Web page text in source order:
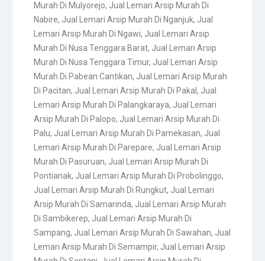
Murah Di Mulyorejo, Jual Lemari Arsip Murah Di
Nabire, Jual Lemari Arsip Murah Di Nganjuk, Jual
Lemari Arsip Murah Di Ngawi, Jual Lemari Arsip
Murah Di Nusa Tenggara Barat, Jual Lemari Arsip
Murah Di Nusa Tenggara Timur, Jual Lemari Arsip
Murah Di Pabean Cantikan, Jual Lemari Arsip Murah
Di Pacitan, Jual Lemari Arsip Murah Di Pakal , Jual
Lemari Arsip Murah Di Palangkaraya, Jual Lemari
Arsip Murah Di Palopo, Jual Lemari Arsip Murah Di
Palu, Jual Lemari Arsip Murah Di Pamekasan, Jual
Lemari Arsip Murah Di Parepare, Jual Lemari Arsip
Murah Di Pasuruan, Jual Lemari Arsip Murah Di
Pontianak, Jual Lemari Arsip Murah Di Probolinggo,
Jual Lemari Arsip Murah Di Rungkut, Jual Lemari
Arsip Murah Di Samarinda, Jual Lemari Arsip Murah
Di Sambikerep, Jual Lemari Arsip Murah Di
Sampang, Jual Lemari Arsip Murah Di Sawahan, Jual
Lemari Arsip Murah Di Semampir, Jual Lemari Arsip